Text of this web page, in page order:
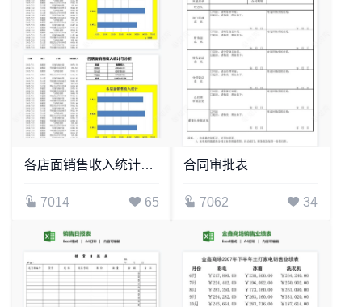
各店面销售收入统计与分析
7014 65
合同审批表
7062 34